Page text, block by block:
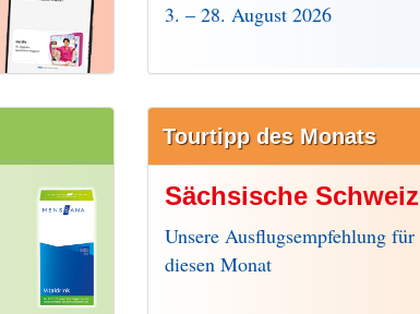
3. – 28. August 2026
Tourtipp des Monats
Sächsische Schweiz
Unsere Ausflugsempfehlung für
diesen Monat